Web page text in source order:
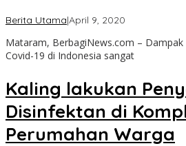
Berita Utama|April 9, 2020
Mataram, BerbagiNews.com – Dampak
Covid-19 di Indonesia sangat
Kaling lakukan
Disinfektan di
Perumahan Warga